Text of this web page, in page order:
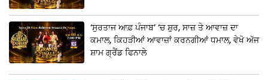
‘ਸੁਰਤਾਜ ਆਫ਼ ਪੰਜਾਬ’ ‘ਚ ਸ਼ੁਰ, ਸਾਜ਼ ਤੇ ਆਵਾਜ਼ ਦਾ
ਕਮਾਲ, ਕਿਹੜੀਆਂ ਆਵਾਜ਼ਾਂ ਕਰਨਗੀਆਂ ਧਮਾਲ, ਵੇਖੋ ਅੱਜ
ਸ਼ਾਮ ਗ੍ਰੈਂਡ ਫਿਨਾਲੇ